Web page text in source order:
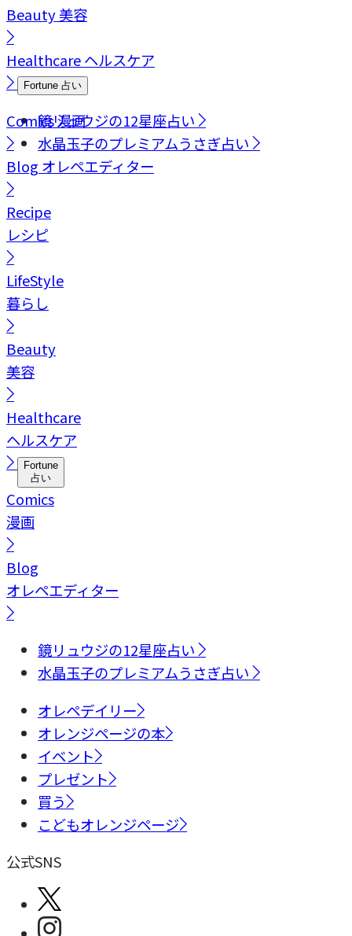
Beauty美容
Healthcareヘルスケア
Fortune 占い
鏡リュウジの12星座占い
水晶玉子のプレミアムうさぎ占い
Comics漫画
Blog オレペエディター
Recipe
レシピ
LifeStyle
暮らし
Beauty
美容
Healthcare
ヘルスケア
Fortune
占い
Comics
漫画
Blog
オレペエディター
鏡リュウジの12星座占い
水晶玉子のプレミアムうさぎ占い
オレペデイリー
オレンジページの本
イベント
プレゼント
買う
こどもオレンジページ
公式SNS